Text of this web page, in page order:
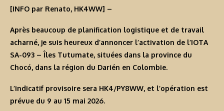
[INFO par Renato, HK4WW] –
Après beaucoup de planification logistique et de travail
acharné, je suis heureux d’annoncer l’activation de l’IOTA
SA-093 – Îles Tutumate, situées dans la province du
Chocó, dans la région du Darién en Colombie.
L’indicatif provisoire sera HK4/PY8WW, et l’opération est
prévue du 9 au 15 mai 2026.